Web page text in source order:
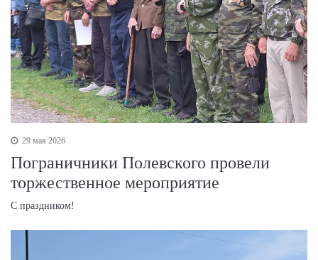
29 мая 2026
Пограничники Полевского провели
торжественное мероприятие
С праздником!